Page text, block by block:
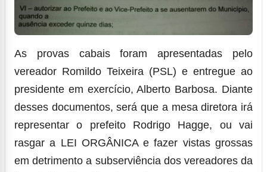
As provas cabais foram apresentadas pelo
vereador Romildo Teixeira (PSL) e entregue ao
presidente em exercício, Alberto Barbosa. Diante
desses documentos, será que a mesa diretora irá
representar o prefeito Rodrigo Hagge, ou vai
rasgar a LEI ORGÂNICA e fazer vistas grossas
em detrimento a subserviência dos vereadores da